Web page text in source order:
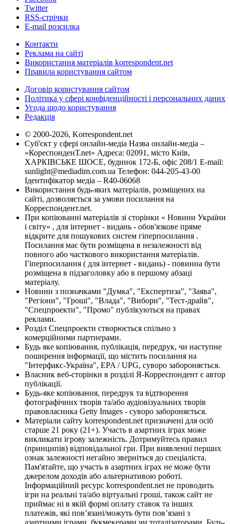
Twitter
RSS-стрічки
E-mail розсилка
Контакти
Реклама на сайті
Використання матеріалів korrespondent.net
Правила користування сайтом
Договір користування сайтом
Політика у сфері конфіденційності і персональних даних
Угода щодо користування
Редакція
© 2000-2026, Korrespondent.net
Суб'єкт у сфері онлайн-медіа Назва онлайн-медіа –
«КореспонденТ.net» Адреса: 02091, місто Київ,
ХАРКІВСЬКЕ ШОСЕ, будинок 172-Б, офіс 208/1 E-mail:
sunlight@mediadim.com.ua Телефон: 044-205-43-00
Ідентифікатор медіа – R40-06068
Використання будь-яких матеріалів, розміщених на
сайті, дозволяється за умови посилання на
Корреспондент.net.
При копіюванні матеріалів зі сторінки « Новини України
і світу» , для інтернет - видань - обов'язкове пряме
відкрите для пошукових систем гіперпосилання .
Посилання має бути розміщена в незалежності від
повного або часткового використання матеріалів.
Гіперпосилання ( для інтернет - видань) - повинна бути
розміщена в підзаголовку або в першому абзаці
матеріалу.
Новини з позначками "Думка", "Експертиза", "Заява",
"Регіони", "Гроші", "Влада", "Вибори", "Тест-драйв",
"Спецпроекти", "Промо" публікуються на правах
реклами.
Розділ Спецпроекти створюється спільно з
комерційними партнерами.
Будь яке копіювання, публікація, передрук, чи наступне
поширення інформації, що містить посилання на
"Інтерфакс-Україна", EPA / UPG, суворо забороняється.
Власник веб-сторінки в розділі Я-Корреспондент є автор
публікації.
Будь-яке копіювання, передрук та відтворення
фотографічних творів та/або аудіовізуальних творів
правовласника Getty Images - суворо забороняється.
Матеріали сайту korrespondent.net призначені для осіб
старше 21 року (21+). Участь в азартних іграх може
викликати ігрову залежність. Дотримуйтесь правил
(принципів) відповідальної гри. При виявленні перших
ознак залежності негайно зверніться до спеціаліста.
Пам'ятайте, що участь в азартних іграх не може бути
джерелом доходів або альтернативою роботі.
Інформаційний ресурс korrespondent.net не проводить
ігри на реальні та/або віртуальні гроші, також сайт не
приймає ні в якій формі оплату ставок та інших
платежів, які пов’язані/можуть бути пов’язані з
азартними іграми, букмекерами чи тоталізаторами. Будь-